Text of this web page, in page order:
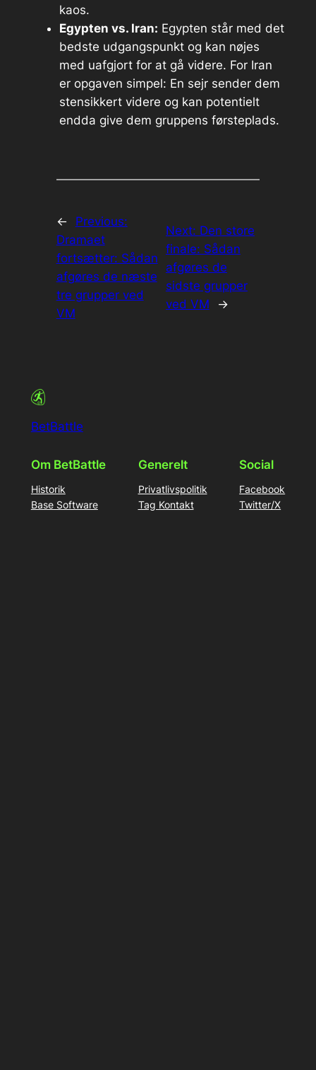
kaos.
Egypten vs. Iran: Egypten står med det
bedste udgangspunkt og kan nøjes
med uafgjort for at gå videre. For Iran
er opgaven simpel: En sejr sender dem
stensikkert videre og kan potentielt
endda give dem gruppens førsteplads.
←
Previous:
Dramaet
fortsætter: Sådan
afgøres de næste
tre grupper ved
VM
Next: Den store
finale: Sådan
afgøres de
sidste grupper
ved VM
→
BetBattle
Om BetBattle
Historik
Base Software
Generelt
Privatlivspolitik
Tag Kontakt
Social
Facebook
Twitter/X